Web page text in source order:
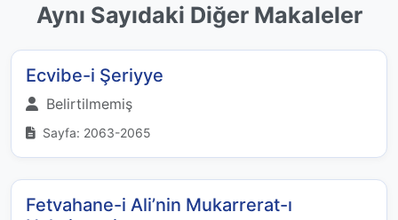
Aynı Sayıdaki Diğer Makaleler
Ecvibe-i Şeriyye
Belirtilmemiş
Sayfa: 2063-2065
Fetvahane-i Ali’nin Mukarrerat-ı